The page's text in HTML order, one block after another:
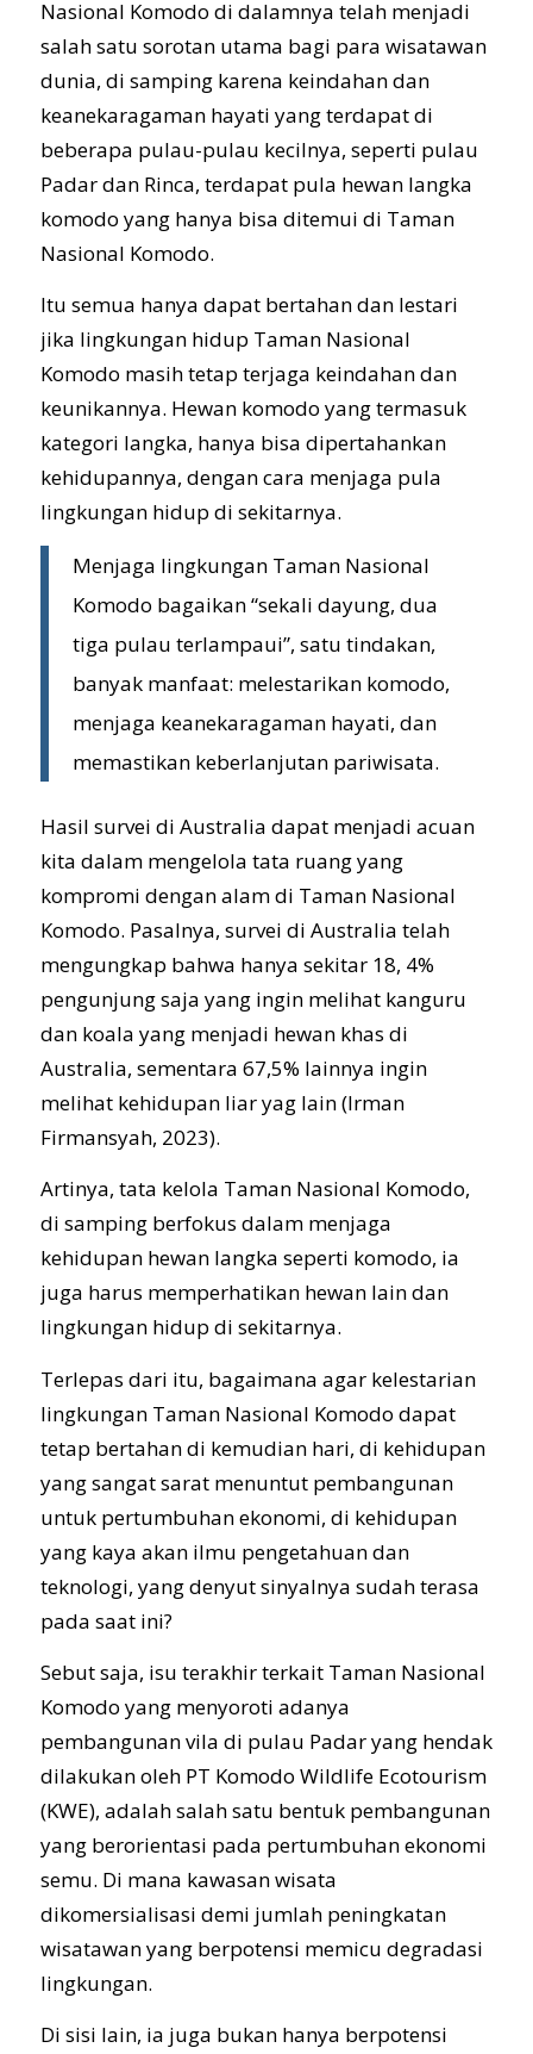
Nasional Komodo di dalamnya telah menjadi
salah satu sorotan utama bagi para wisatawan
dunia, di samping karena keindahan dan
keanekaragaman hayati yang terdapat di
beberapa pulau-pulau kecilnya, seperti pulau
Padar dan Rinca, terdapat pula hewan langka
komodo yang hanya bisa ditemui di Taman
Nasional Komodo.
Itu semua hanya dapat bertahan dan lestari
jika lingkungan hidup Taman Nasional
Komodo masih tetap terjaga keindahan dan
keunikannya. Hewan komodo yang termasuk
kategori langka, hanya bisa dipertahankan
kehidupannya, dengan cara menjaga pula
lingkungan hidup di sekitarnya.
Menjaga lingkungan Taman Nasional
Komodo bagaikan “sekali dayung, dua
tiga pulau terlampaui”, satu tindakan,
banyak manfaat: melestarikan komodo,
menjaga keanekaragaman hayati, dan
memastikan keberlanjutan pariwisata.
Hasil survei di Australia dapat menjadi acuan
kita dalam mengelola tata ruang yang
kompromi dengan alam di Taman Nasional
Komodo. Pasalnya, survei di Australia telah
mengungkap bahwa hanya sekitar 18, 4%
pengunjung saja yang ingin melihat kanguru
dan koala yang menjadi hewan khas di
Australia, sementara 67,5% lainnya ingin
melihat kehidupan liar yag lain (Irman
Firmansyah, 2023).
Artinya, tata kelola Taman Nasional Komodo,
di samping berfokus dalam menjaga
kehidupan hewan langka seperti komodo, ia
juga harus memperhatikan hewan lain dan
lingkungan hidup di sekitarnya.
Terlepas dari itu, bagaimana agar kelestarian
lingkungan Taman Nasional Komodo dapat
tetap bertahan di kemudian hari, di kehidupan
yang sangat sarat menuntut pembangunan
untuk pertumbuhan ekonomi, di kehidupan
yang kaya akan ilmu pengetahuan dan
teknologi, yang denyut sinyalnya sudah terasa
pada saat ini?
Sebut saja, isu terakhir terkait Taman Nasional
Komodo yang menyoroti adanya
pembangunan vila di pulau Padar yang hendak
dilakukan oleh PT Komodo Wildlife Ecotourism
(KWE), adalah salah satu bentuk pembangunan
yang berorientasi pada pertumbuhan ekonomi
semu. Di mana kawasan wisata
dikomersialisasi demi jumlah peningkatan
wisatawan yang berpotensi memicu degradasi
lingkungan.
Di sisi lain, ia juga bukan hanya berpotensi